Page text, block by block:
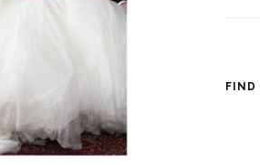
FIND